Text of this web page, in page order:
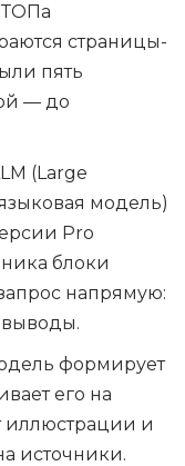
страницы-
пять
— до
(Large
модель)
Pro
блоки
напрямую:
формирует
его на
иллюстрации и
источники.